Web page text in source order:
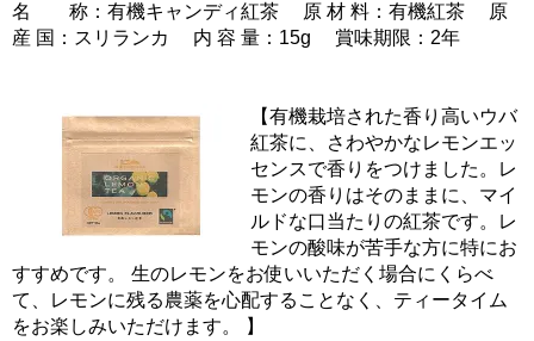
名 称：有機キャンディ紅茶 原 材 料：有機紅茶 原
産 国：スリランカ 内 容 量：15g 賞味期限：2年
【有機栽培された香り高いウバ
紅茶に、さわやかなレモンエッ
センスで香りをつけました。レ
モンの香りはそのままに、マイ
ルドな口当たりの紅茶です。レ
モンの酸味が苦手な方に特にお
すすめです。 生のレモンをお使いいただく場合にくらべ
て、レモンに残る農薬を心配することなく、ティータイム
をお楽しみいただけます。 】